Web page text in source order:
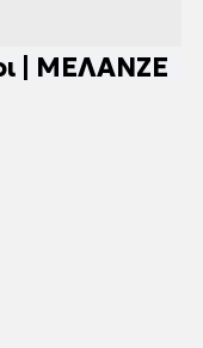
| ΜΕΛΑΝΖΕ